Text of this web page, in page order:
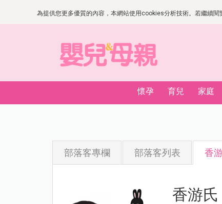
為提供您更多優質的內容，本網站使用cookies分析技術。若繼續
懷孕 育兒 家庭
部落客專欄 部落客列表 香
香游氏